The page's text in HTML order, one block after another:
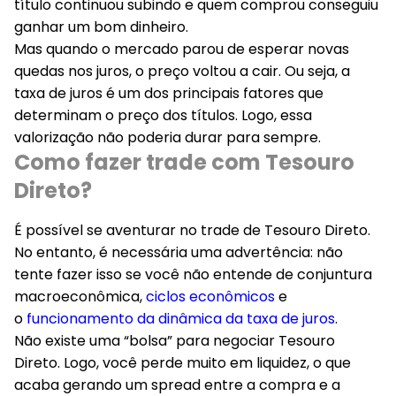
título continuou subindo e quem comprou conseguiu
ganhar um bom dinheiro.
Mas quando o mercado parou de esperar novas
quedas nos juros, o preço voltou a cair. Ou seja, a
taxa de juros é um dos principais fatores que
determinam o preço dos títulos. Logo, essa
valorização não poderia durar para sempre.
Como fazer trade com Tesouro
Direto?
É possível se aventurar no trade de Tesouro Direto.
No entanto, é necessária uma advertência: não
tente fazer isso se você não entende de conjuntura
macroeconômica,ciclos econômicose
o funcionamento da dinâmica da taxa de juros.
Não existe uma “bolsa” para negociar Tesouro
Direto. Logo, você perde muito em liquidez, o que
acaba gerando um spread entre a compra e a